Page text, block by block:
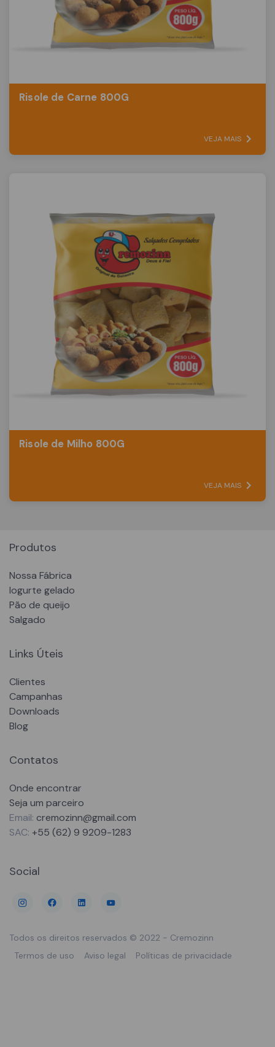
Risole de Carne 800G
VEJA MAIS
Risole de Milho 800G
VEJA MAIS
Produtos
Nossa Fábrica
Iogurte gelado
Pão de queijo
Salgado
Links Úteis
Clientes
Campanhas
Downloads
Blog
Contatos
Onde encontrar
Seja um parceiro
Email: cremozinn@gmail.com
SAC: +55 (62) 9 9209-1283
Social
Todos os direitos reservados © 2022 - Cremozinn
Termos de uso
Aviso legal Políticas de privacidade